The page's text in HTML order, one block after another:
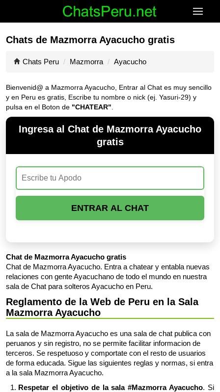
Chats de Mazmorra Ayacucho gratis
Chats Peru Mazmorra Ayacucho
Bienvenid@ a Mazmorra Ayacucho, Entrar al Chat es muy sencillo
y en Peru es gratis, Escribe tu nombre o nick (ej. Yasuri-29) y
pulsa en el Boton de "CHATEAR"
Ingresa al Chat de Mazmorra Ayacucho
gratis
ENTRAR AL CHAT
Chat de Mazmorra Ayacucho gratis
Chat de Mazmorra Ayacucho. Entra a chatear y entabla nuevas
relaciones con gente Ayacuchano de todo el mundo en nuestra
sala de Chat para solteros Ayacucho en Peru.
Reglamento de la Web de Peru en la Sala
Mazmorra Ayacucho
La sala de Mazmorra Ayacucho es una sala de chat publica con
peruanos y sin registro, no se permite facilitar informacion de
terceros. Se respetuoso y comportate con el resto de usuarios
de forma educada. Sigue las siguientes reglas y normas, si entra
a la sala Mazmorra Ayacucho.
Respetar el objetivo de la sala #Mazmorra Ayacucho. Si